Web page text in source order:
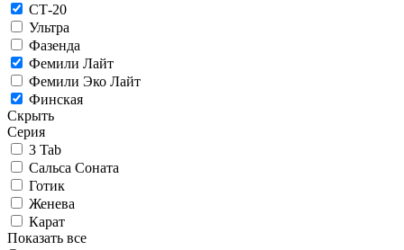
СТ-20
Ультра
Фазенда
Фемили Лайт
Фемили Эко Лайт
Финская
Скрыть
Серия
3 Tab
Сальса Соната
Готик
Женева
Карат
Показать все